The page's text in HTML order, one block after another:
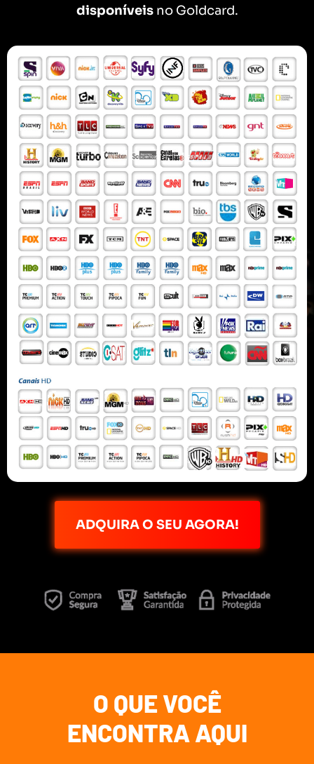
disponíveisno Goldcard.
ADQUIRA O SEU AGORA!
O QUE VOCÊ
ENCONTRA AQUI